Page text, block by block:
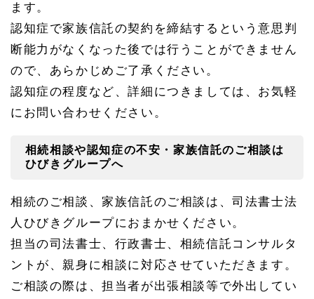
ます。
認知症で家族信託の契約を締結するという意思判
断能力がなくなった後では行うことができません
ので、あらかじめご了承ください。
認知症の程度など、詳細につきましては、お気軽
にお問い合わせください。
相続相談や認知症の不安・家族信託のご相談は
ひびきグループへ
相続のご相談、家族信託のご相談は、司法書士法
人ひびきグループにおまかせください。
担当の司法書士、行政書士、相続信託コンサルタ
ントが、親身に相談に対応させていただきます。
ご相談の際は、担当者が出張相談等で外出してい